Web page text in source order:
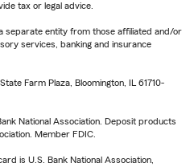
tax or legal advice.
separate entity from those affiliated and/or
services, banking and insurance
Farm Plaza, Bloomington, IL 61710-
National Association. Deposit products
Member FDIC.
is U.S. Bank National Association,